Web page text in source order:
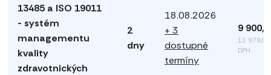
13485 a ISO 19011
- systém
managementu
kvality
zdravotnických
2
dny
18.08.2026
+ 3
dostupné
termíny
9
11
DPH